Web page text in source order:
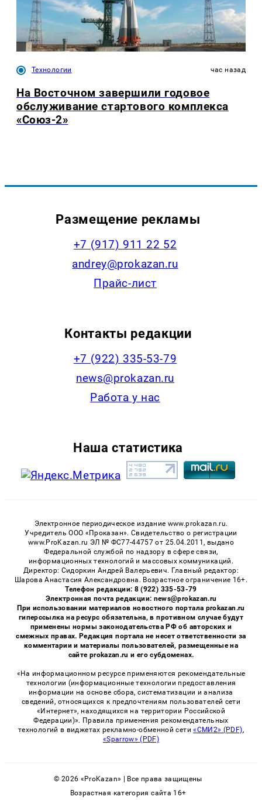
Технологии час назад
На Восточном завершили годовое
обслуживание стартового комплекса
«Союз-2»
Размещение рекламы
+7 (917) 911 22 52
andrey@prokazan.ru
Прайс-лист
Контакты редакции
+7 (922) 335-53-79
news@prokazan.ru
Работа у нас
Наша статистика
Электронное периодическое издание www.prokazan.ru.
Учредитель ООО «Проказан». Cвидетельство о регистрации
www.ProKazan.ru ЭЛ № ФС77-44757 от 25.04.2011, выдано
Федеральной службой по надзору в сфере связи,
информационных технологий и массовых коммуникаций.
Директор: Сидоркин Андрей Валерьевич. Главный редактор:
Шарова Анастасия Александровна. Возрастное ограничение 16+.
Телефон редакции: 8 (922) 335-53-79
Электронная почта редакции: news@prokazan.ru
При использовании материалов новостного портала prokazan.ru
гиперссылка на ресурс обязательна, в противном случае будут
применены нормы законодательства РФ об авторских и
смежных правах. Редакция портала не несет ответственности за
комментарии и материалы пользователей, размещенные на
сайте prokazan.ru и его субдоменах.
«На информационном ресурсе применяются рекомендательные
технологии (информационные технологии предоставления
информации на основе сбора, систематизации и анализа
сведений, относящихся к предпочтениям пользователей сети
«Интернет», находящихся на территории Российской
Федерации)». Правила применения рекомендательных
технологий в виджетах рекламно-обменной сети«СМИ2» (PDF),
«Sparrow» (PDF)
© 2026 «ProKazan» | Все права защищены
Возрастная категория сайта 16+